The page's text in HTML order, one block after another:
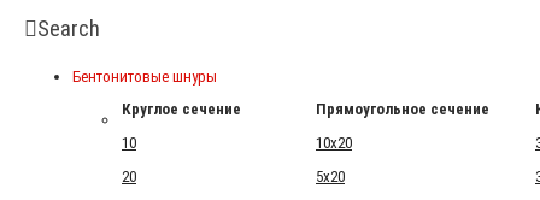
Search
Бентонитовые шнуры
Круглое сечение
Прямоугольное сечение
10
10x20
20
5x20